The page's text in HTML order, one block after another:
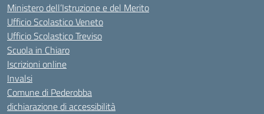
Ministero dell’Istruzione e del Merito
Ufficio Scolastico Veneto
Ufficio Scolastico Treviso
Scuola in Chiaro
Iscrizioni online
Invalsi
Comune di Pederobba
dichiarazione di accessibilità